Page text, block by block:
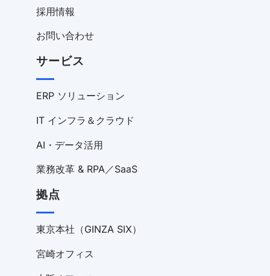
採用情報
お問い合わせ
サービス
ERP ソリューション
IT インフラ＆クラウド
AI・データ活用
業務改革 & RPA／SaaS
拠点
東京本社（GINZA SIX）
宮崎オフィス